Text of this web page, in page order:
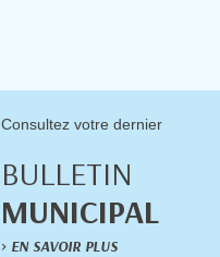
Consultez votre dernier
BULLETIN
MUNICIPAL
> EN SAVOIR PLUS